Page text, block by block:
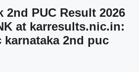
2nd PUC Result 2026
at karresults.nic.in:
2nd puc